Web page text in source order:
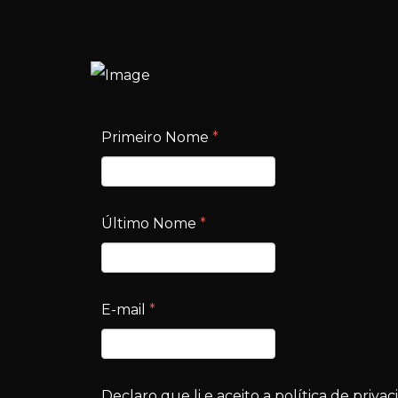
Primeiro Nome *
Último Nome *
E-mail *